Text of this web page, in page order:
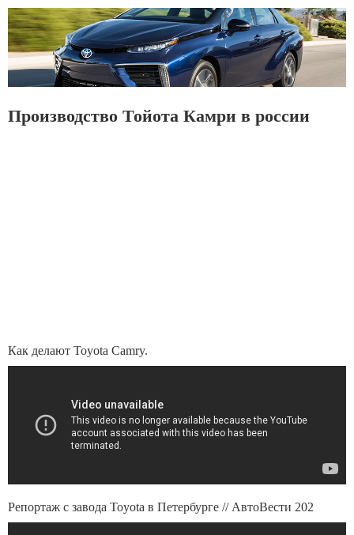
Производство Тойота Камри в россии
Как делают Toyota Camry.
Репортаж с завода Toyota в Петербурге // АвтоВести 202